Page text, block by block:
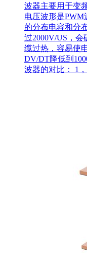
波器主要用于变
电压波形是
的分布电容和分
过2000V/US，
缆过热，容易使
DV/DT降低到
波器的对比： 1